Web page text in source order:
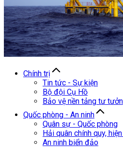
Chính trị
Tin tức - Sự kiện
Bộ đội Cụ Hồ
Bảo vệ nền tảng tư
Quốc phòng - An ninh
Quân sự - Quốc phòng
Hải quân chính quy,
An ninh biển đảo